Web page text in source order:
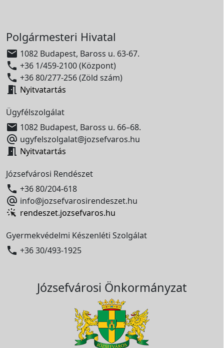
Polgármesteri Hivatal
 1082 Budapest, Baross u. 63-67.
 +36 1/459-2100 (Központ)
 +36 80/277-256 (Zöld szám)
 Nyitvatartás
Ügyfélszolgálat
 1082 Budapest, Baross u. 66–68.
 ugyfelszolgalat@jozsefvaros.hu
 Nyitvatartás
Józsefvárosi Rendészet
 +36 80/204-618
 info@jozsefvarosirendeszet.hu
rendeszet.jozsefvaros.hu
Gyermekvédelmi Készenléti Szolgálat
 +36 30/493-1925
Józsefvárosi Önkormányzat